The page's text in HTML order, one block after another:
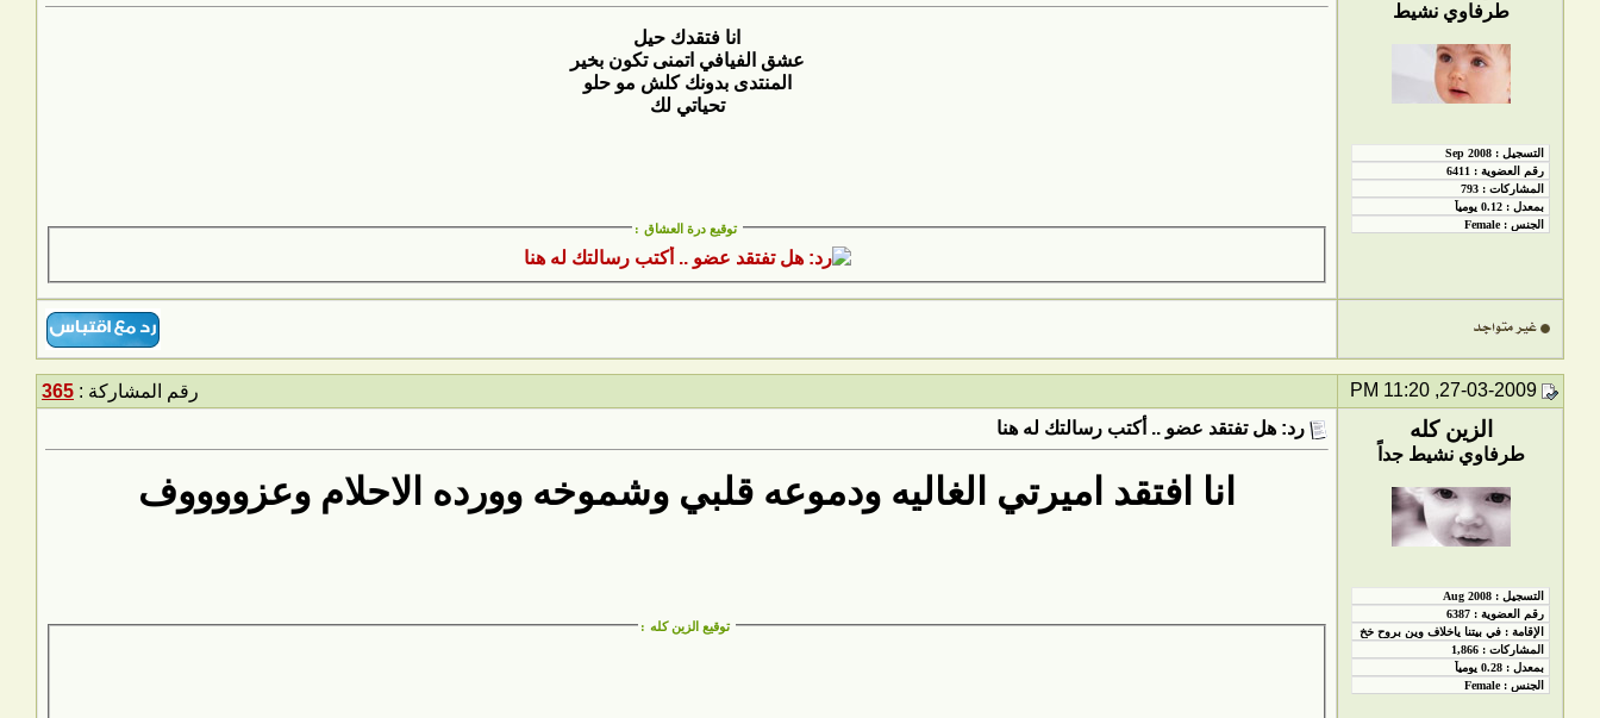
طرفاوي نشيط
انا فتقدك حيل
عشق الفيافي اتمنى تكون بخير
المنتدى بدونك كلش مو حلو
تحياتي لك
توقيع درة العشاق :
رقم المشاركة : 365
الزين كله
طرفاوي نشيط جداً
رد: هل تفتقد عضو .. أكتب رسالتك له هنا
انا افتقد اميرتي الغاليه ودموعه قلبي وشموخه وورده الاحلام وعزووووف
توقيع الزين كله :